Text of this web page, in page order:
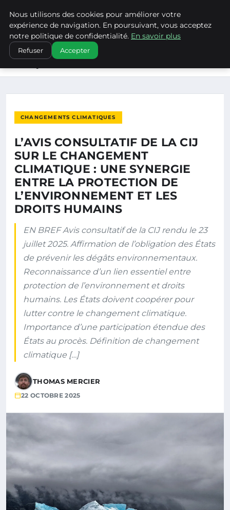
CLIMATECHANGENEBRASKA
ACCUEIL
CHANGEMENTS CLIMATIQUES
L’AVIS CONSULTATIF DE LA CIJ SUR LE CHANGEMENT
CHANGEMENTS CLIMATIQUES
L’AVIS CONSULTATIF DE LA CIJ
SUR LE CHANGEMENT
CLIMATIQUE : UNE SYNERGIE
ENTRE LA PROTECTION DE
L’ENVIRONNEMENT ET LES
DROITS HUMAINS
EN BREF Avis consultatif de la CIJ rendu le 23
juillet 2025. Affirmation de l’obligation des États
de prévenir les dégâts environnementaux.
Reconnaissance d’un lien essentiel entre
protection de l’environnement et droits
humains. Les États doivent coopérer pour
lutter contre le changement climatique.
Importance d’une participation étendue des
États au procès. Définition de changement
climatique […]
THOMAS MERCIER
22 OCTOBRE 2025
Nous utilisons des cookies pour améliorer votre
expérience de navigation. En poursuivant, vous acceptez
notre politique de confidentialité. En savoir plus
Refuser Accepter